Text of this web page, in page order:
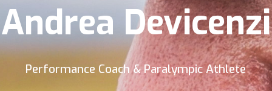
Andrea Devicenzi
Performance Coach & Paralympic Athlete